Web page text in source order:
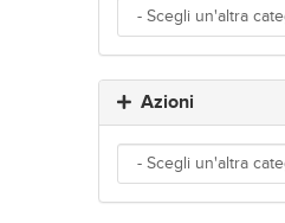
Azioni